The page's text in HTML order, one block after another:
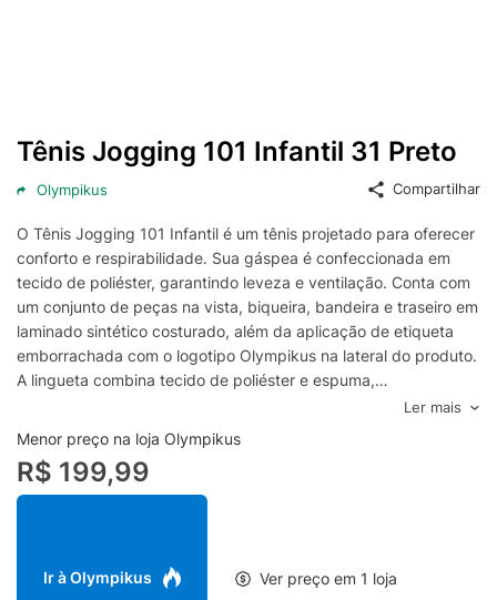
Tênis Jogging 101 Infantil 31 Preto
Olympikus Compartilhar
O Tênis Jogging 101 Infantil é um tênis projetado para oferecer
conforto e respirabilidade. Sua gáspea é confeccionada em
tecido de poliéster, garantindo leveza e ventilação. Conta com
um conjunto de peças na vista, biqueira, bandeira e traseiro em
laminado sintético costurado, além da aplicação de etiqueta
emborrachada com o logotipo Olympikus na lateral do produto.
A lingueta combina tecido de poliéster e espuma,
proporcionando conforto adicional, e traz uma etiqueta
bordada com aplicação gráfica. O atacador é composto por
tecido poliéster texturizado, enquanto o forro em tecido
poliéster com espuma reforça a sensação de maciez ao
caminhar. A palmilha plana, feita de tecido poliéster e EVA,
Ler mais
Menor preço na loja Olympikus
R$ 199,99
Ir à Olympikus Ver preço em 1 loja